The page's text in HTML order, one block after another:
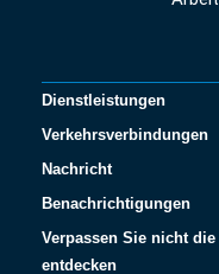
Dienstleistungen
Verkehrsverbindungen
Nachricht
Benachrichtigungen
Verpassen Sie nicht
entdecken